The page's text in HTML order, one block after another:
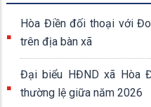
Hòa Điền đối thoại với
trên địa bàn xã
Đại biểu HĐND xã Hòa
thường lệ giữa năm 2026